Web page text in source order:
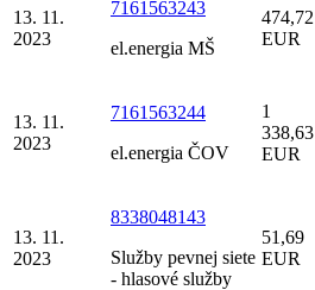
13. 11.
2023
7161563243
el.energia MŠ
474,72
EUR
13. 11.
2023
7161563244
el.energia ČOV
1
338,63
EUR
13. 11.
2023
8338048143
Služby pevnej siete
- hlasové služby
51,69
EUR